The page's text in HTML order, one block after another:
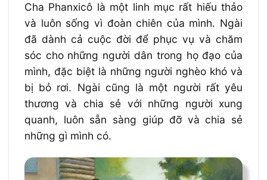
Cha Phanxicô là một linh mục rất hiếu thảo
và luôn sống vì đoàn chiên của mình. Ngài
đã dành cả cuộc đời để phục vụ và chăm
sóc cho những người dân trong họ đạo của
mình, đặc biệt là những người nghèo khó và
bị bỏ rơi. Ngài cũng là một người rất yêu
thương và chia sẻ với những người xung
quanh, luôn sẵn sàng giúp đỡ và chia sẻ
những gì mình có.